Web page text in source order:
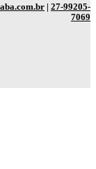
| 27-99205-
7069